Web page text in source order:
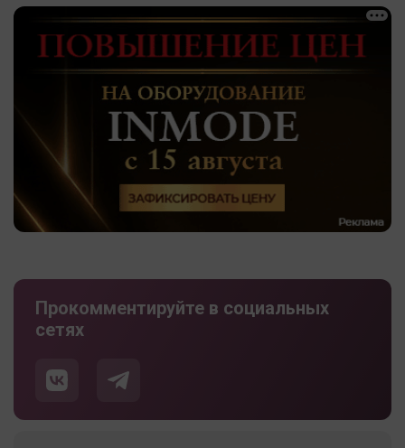
Прокомментируйте в социальных
сетях